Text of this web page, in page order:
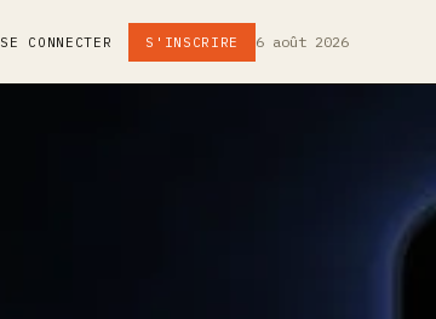
SE CONNECTER S'INSCRIRE 6 août 2026